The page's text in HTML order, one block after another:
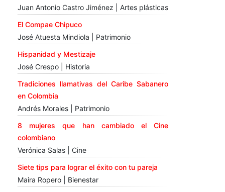
Juan Antonio Castro Jiménez | Artes plásticas
El Compae Chipuco
José Atuesta Mindiola | Patrimonio
Hispanidad y Mestizaje
José Crespo | Historia
Tradiciones llamativas del Caribe Sabanero
en Colombia
Andrés Morales | Patrimonio
8 mujeres que han cambiado el Cine
colombiano
Verónica Salas | Cine
Siete tips para lograr el éxito con tu pareja
Maira Ropero | Bienestar